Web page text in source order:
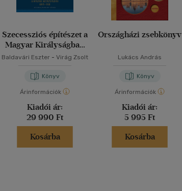
Szecessziós építészet a
Magyar Királyságban
(1893-1918)
Baldavári Eszter -Virág Zsolt
Könyv
Árinformációk
Kiadói ár:
29 990 Ft
Kosárba
Országházi zsebkönyv
Lukács András
Könyv
Árinformációk
Kiadói ár:
5 995 Ft
Kosárba